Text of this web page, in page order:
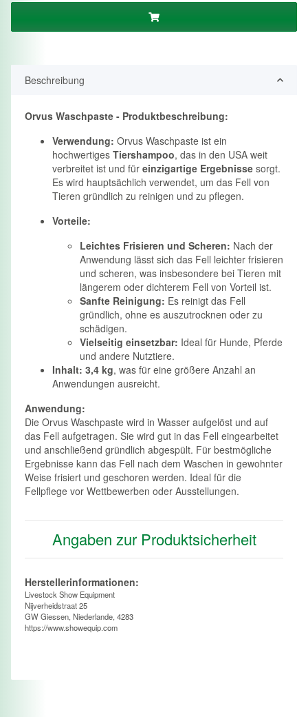
Beschreibung
Orvus Waschpaste - Produktbeschreibung:
Verwendung: Orvus Waschpaste ist ein
hochwertiges Tiershampoo, das in den USA weit
verbreitet ist und für einzigartige Ergebnisse sorgt.
Es wird hauptsächlich verwendet, um das Fell von
Tieren gründlich zu reinigen und zu pflegen.
Vorteile:
Leichtes Frisieren und Scheren: Nach der
Anwendung lässt sich das Fell leichter frisieren
und scheren, was insbesondere bei Tieren mit
längerem oder dichterem Fell von Vorteil ist.
Sanfte Reinigung: Es reinigt das Fell
gründlich, ohne es auszutrocknen oder zu
schädigen.
Vielseitig einsetzbar: Ideal für Hunde, Pferde
und andere Nutztiere.
Inhalt: 3,4 kg, was für eine größere Anzahl an
Anwendungen ausreicht.
Anwendung:
Die Orvus Waschpaste wird in Wasser aufgelöst und auf
das Fell aufgetragen. Sie wird gut in das Fell eingearbeitet
und anschließend gründlich abgespült. Für bestmögliche
Ergebnisse kann das Fell nach dem Waschen in gewohnter
Weise frisiert und geschoren werden. Ideal für die
Fellpflege vor Wettbewerben oder Ausstellungen.
Angaben zur Produktsicherheit
Herstellerinformationen:
Livestock Show Equipment
Nijverheidstraat 25
GW Giessen, Niederlande, 4283
https://www.showequip.com